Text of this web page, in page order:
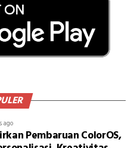
ago
Pembaruan ColorOS,